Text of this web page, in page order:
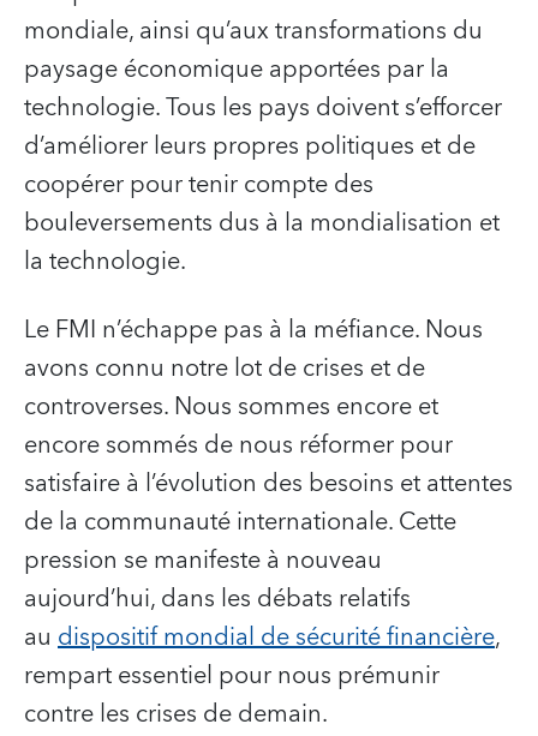
mondiale, ainsi qu’aux transformations du
paysage économique apportées par la
technologie. Tous les pays doivent s’efforcer
d’améliorer leurs propres politiques et de
coopérer pour tenir compte des
bouleversements dus à la mondialisation et
la technologie.
Le FMI n’échappe pas à la méfiance. Nous
avons connu notre lot de crises et de
controverses. Nous sommes encore et
encore sommés de nous réformer pour
satisfaire à l’évolution des besoins et attentes
de la communauté internationale. Cette
pression se manifeste à nouveau
aujourd’hui, dans les débats relatifs
au dispositif mondial de sécurité financière,
rempart essentiel pour nous prémunir
contre les crises de demain.